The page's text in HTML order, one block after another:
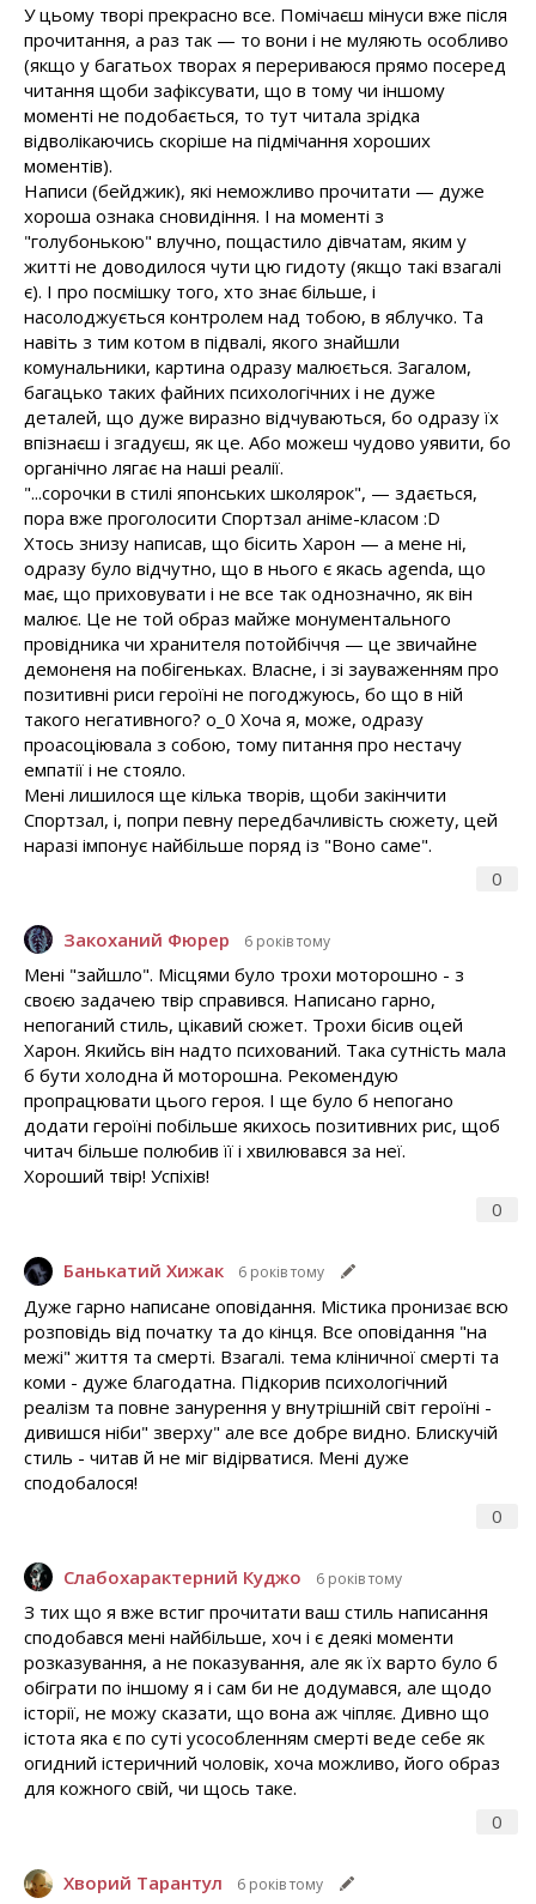
0
У цьому творі прекрасно все. Помічаєш мінуси вже після
прочитання, а раз так — то вони і не муляють особливо
(якщо у багатьох творах я перериваюся прямо посеред
читання щоби зафіксувати, що в тому чи іншому
моменті не подобається, то тут читала зрідка
відволікаючись скоріше на підмічання хороших
моментів).
Написи (бейджик), які неможливо прочитати — дуже
хороша ознака сновидіння. І на моменті з
"голубонькою" влучно, пощастило дівчатам, яким у
житті не доводилося чути цю гидоту (якщо такі взагалі
є). І про посмішку того, хто знає більше, і
насолоджується контролем над тобою, в яблучко. Та
навіть з тим котом в підвалі, якого знайшли
комунальники, картина одразу малюється. Загалом,
багацько таких файних психологічних і не дуже
деталей, що дуже виразно відчуваються, бо одразу їх
впізнаєш і згадуєш, як це. Або можеш чудово уявити, бо
органічно лягає на наші реалії.
"...сорочки в стилі японських школярок", — здається,
пора вже проголосити Спортзал аніме-класом :D
Хтось знизу написав, що бісить Харон — а мене ні,
одразу було відчутно, що в нього є якась agenda, що
має, що приховувати і не все так однозначно, як він
малює. Це не той образ майже монументального
провідника чи хранителя потойбіччя — це звичайне
демоненя на побігеньках. Власне, і зі зауваженням про
позитивні риси героїні не погоджуюсь, бо що в ній
такого негативного? о_0 Хоча я, може, одразу
проасоціювала з собою, тому питання про нестачу
емпатії і не стояло.
Мені лишилося ще кілька творів, щоби закінчити
Спортзал, і, попри певну передбачливість сюжету, цей
наразі імпонує найбільше поряд із "Воно саме".
Закоханий Фюрер 6 років тому
0
Мені "зайшло". Місцями було трохи моторошно - з
своєю задачею твір справився. Написано гарно,
непоганий стиль, цікавий сюжет. Трохи бісив оцей
Харон. Якийсь він надто психований. Така сутність мала
б бути холодна й моторошна. Рекомендую
пропрацювати цього героя. І ще було б непогано
додати героїні побільше якихось позитивних рис, щоб
читач більше полюбив її і хвилювався за неї.
Хороший твір! Успіхів!
Банькатий Хижак 6 років тому
0
Дуже гарно написане оповідання. Містика пронизає всю
розповідь від початку та до кінця. Все оповідання "на
межі" життя та смерті. Взагалі. тема кліничної смерті та
коми - дуже благодатна. Підкорив психологічний
реалізм та повне занурення у внутрішній світ героїні -
дивишся ніби" зверху" але все добре видно. Блискучій
стиль - читав й не міг відірватися. Мені дуже
сподобалося!
Слабохарактерний Куджо 6 років тому
0
З тих що я вже встиг прочитати ваш стиль написання
сподобався мені найбільше, хоч і є деякі моменти
розказування, а не показування, але як їх варто було б
обіграти по іншому я і сам би не додумався, але щодо
історії, не можу сказати, що вона аж чіпляє. Дивно що
істота яка є по суті усособленням смерті веде себе як
огидний істеричний чоловік, хоча можливо, його образ
для кожного свій, чи щось таке.
Хворий Тарантул 6 років тому